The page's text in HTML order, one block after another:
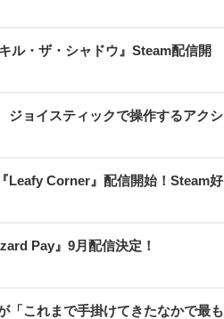
ル・ザ・シャドウ』Steam配信開
ジョイスティックで操作するアクシ
Leafy Corner』配信開始！Steam好
Pay』9月配信決定！
「これまで手掛けてきたなかで最も